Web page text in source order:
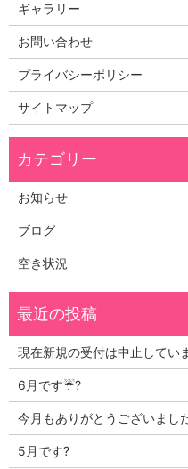
ギャラリー
お問い合わせ
プライバシーポリシー
サイトマップ
お知らせ
ブログ
空き状況
現在新規の受付は中止してい
6月です☔?
今月もありがとうございまし
5月です?